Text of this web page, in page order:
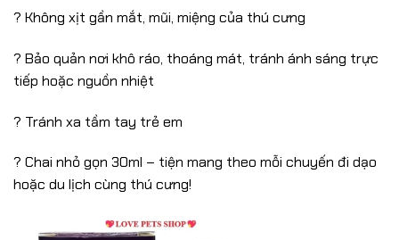
? Không xịt gần mắt, mũi, miệng của thú cưng
? Bảo quản nơi khô ráo, thoáng mát, tránh ánh sáng trực
tiếp hoặc nguồn nhiệt
? Tránh xa tầm tay trẻ em
? Chai nhỏ gọn 30ml – tiện mang theo mỗi chuyến đi dạo
hoặc du lịch cùng thú cưng!